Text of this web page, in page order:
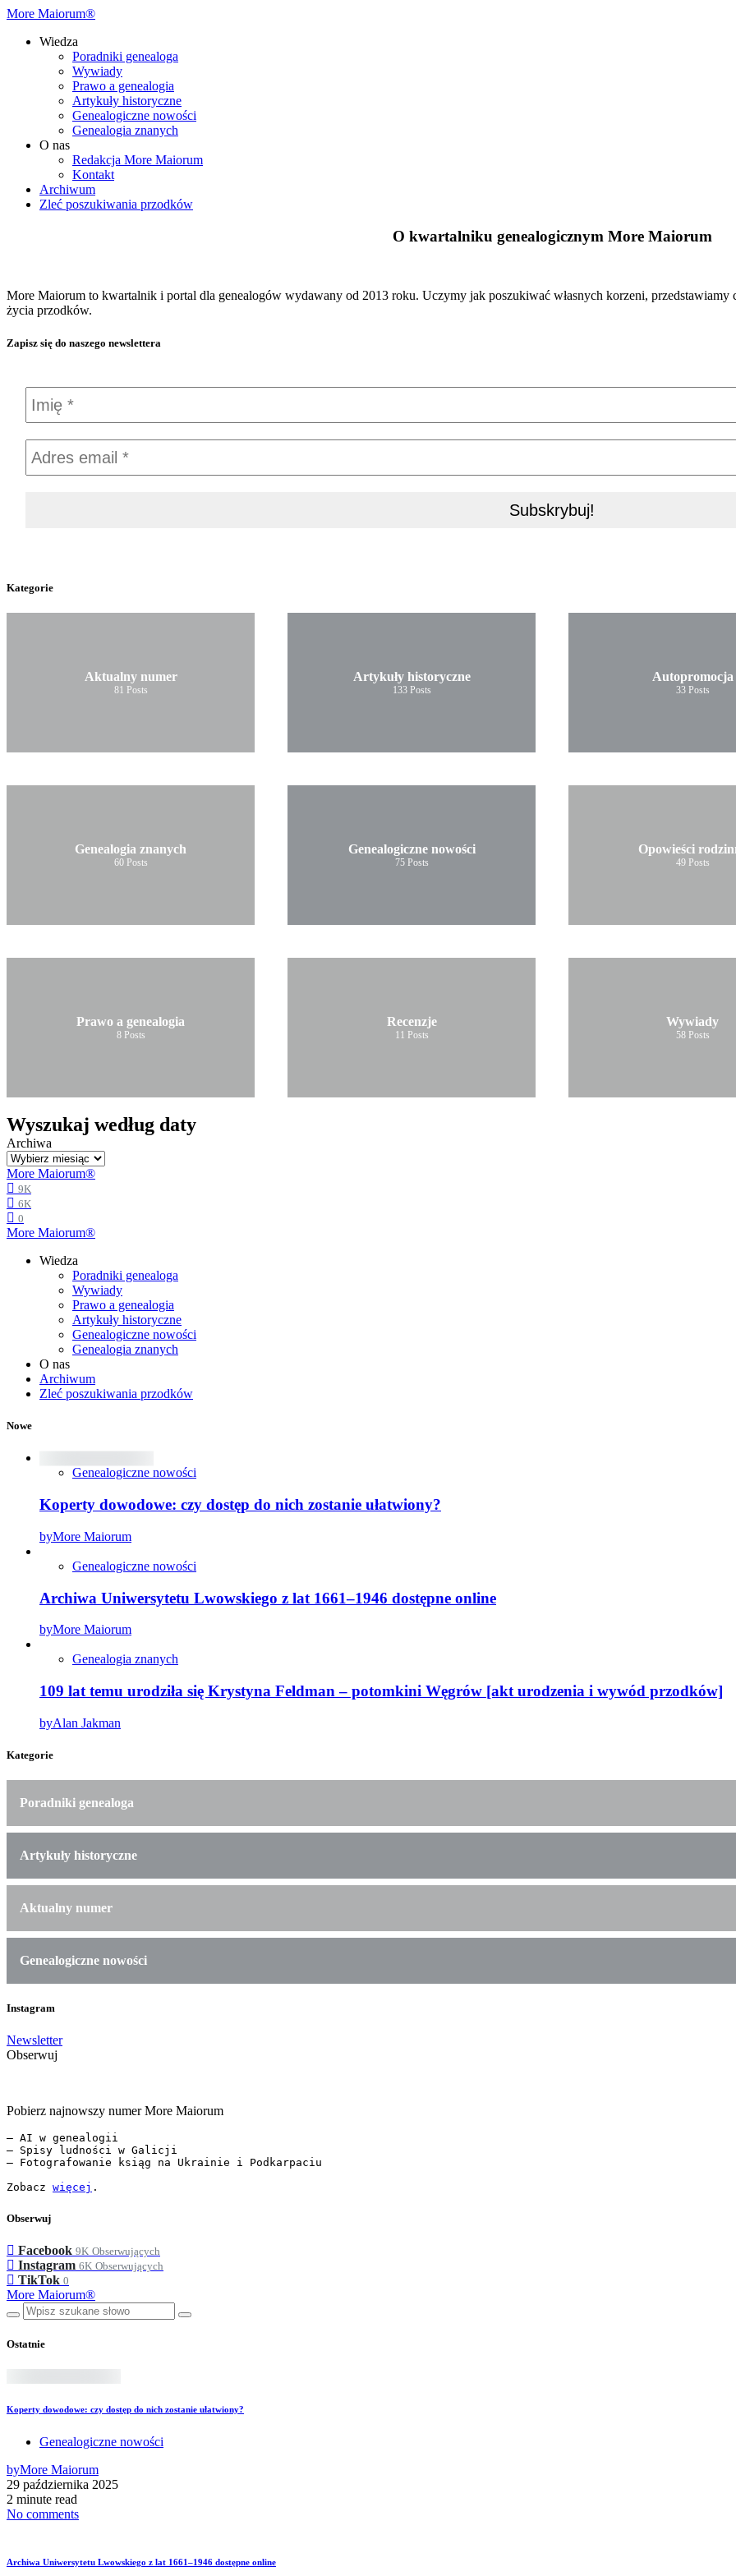
More Maiorum®
Wiedza
Poradniki genealoga
Wywiady
Prawo a genealogia
Artykuły historyczne
Genealogiczne nowości
Genealogia znanych
O nas
Redakcja More Maiorum
Kontakt
Archiwum
Zleć poszukiwania przodków
O kwartalniku genealogicznym More Maiorum
More Maiorum to kwartalnik i portal dla genealogów wydawany od 2013 roku. Uczymy jak poszukiwać własnych korzeni, przedstawiamy
życia przodków.
Zapisz się do naszego newslettera
Kategorie
Aktualny numer
81 Posts
Artykuły historyczne
133 Posts
Autopromocja
33 Posts
Genealogia znanych
60 Posts
Genealogiczne nowości
75 Posts
Opowieści
49 Posts
Prawo a genealogia
8 Posts
Recenzje
11 Posts
Wywiady
58 Posts
Wyszukaj według daty
Archiwa
More Maiorum®
9K
6K
0
More Maiorum®
Wiedza
Poradniki genealoga
Wywiady
Prawo a genealogia
Artykuły historyczne
Genealogiczne nowości
Genealogia znanych
O nas
Archiwum
Zleć poszukiwania przodków
Nowe
Genealogiczne nowości
Koperty dowodowe: czy dostęp do nich zostanie ułatwiony?
byMore Maiorum
Genealogiczne nowości
Archiwa Uniwersytetu Lwowskiego z lat 1661–1946 dostępne online
byMore Maiorum
Genealogia znanych
109 lat temu urodziła się Krystyna Feldman – potomkini Węgrów [akt urodzenia i wywód przodków]
byAlan Jakman
Kategorie
Poradniki genealoga
Artykuły historyczne
Aktualny numer
Genealogiczne nowości
Instagram
Newsletter
Obserwuj
Pobierz najnowszy numer More Maiorum
— AI w genealogii
— Spisy ludności w Galicji
— Fotografowanie ksiąg na Ukrainie i Podkarpaciu
Zobacz więcej .
Obserwuj
Facebook 9K Obserwujących
Instagram 6K Obserwujących
TikTok 0
More Maiorum®
Ostatnie
Koperty dowodowe: czy dostęp do nich zostanie ułatwiony?
Genealogiczne nowości
byMore Maiorum
29 października 2025
2 minute read
No comments
Archiwa Uniwersytetu Lwowskiego z lat 1661–1946 dostępne online